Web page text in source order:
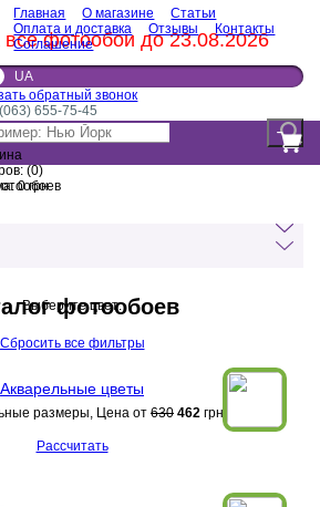
все фотообои до 23.08.2026
Главная О магазине
Статьи
Оплата и доставка
Отзывы
Контакты
Соглашение
UA
обратный звонок
655-75-45
(0)
0грн
фотообоев
Выберите цвет:
Сбросить все фильтры
Акварельные цветы
размеры, Цена от 630 462 грн
Рассчитать